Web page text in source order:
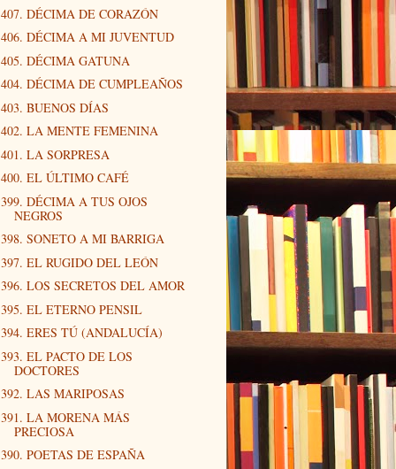
407. DÉCIMA DE CORAZÓN
406. DÉCIMA A MI JUVENTUD
405. DÉCIMA GATUNA
404. DÉCIMA DE CUMPLEAÑOS
403. BUENOS DÍAS
402. LA MENTE FEMENINA
401. LA SORPRESA
400. EL ÚLTIMO CAFÉ
399. DÉCIMA A TUS OJOS
NEGROS
398. SONETO A MI BARRIGA
397. EL RUGIDO DEL LEÓN
396. LOS SECRETOS DEL AMOR
395. EL ETERNO PENSIL
394. ERES TÚ (ANDALUCÍA)
393. EL PACTO DE LOS
DOCTORES
392. LAS MARIPOSAS
391. LA MORENA MÁS
PRECIOSA
390. POETAS DE ESPAÑA